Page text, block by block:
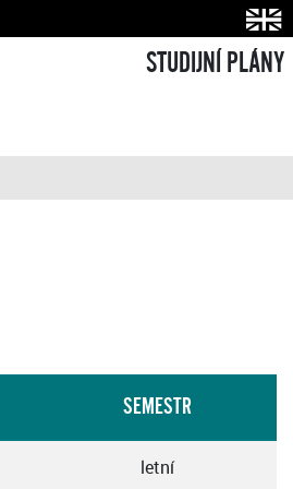
STUDIJNÍ PLÁNY
SEMESTR
letní